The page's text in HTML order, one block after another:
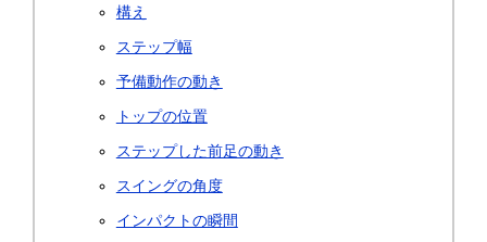
構え
ステップ幅
予備動作の動き
トップの位置
ステップした前足の動き
スイングの角度
インパクトの瞬間